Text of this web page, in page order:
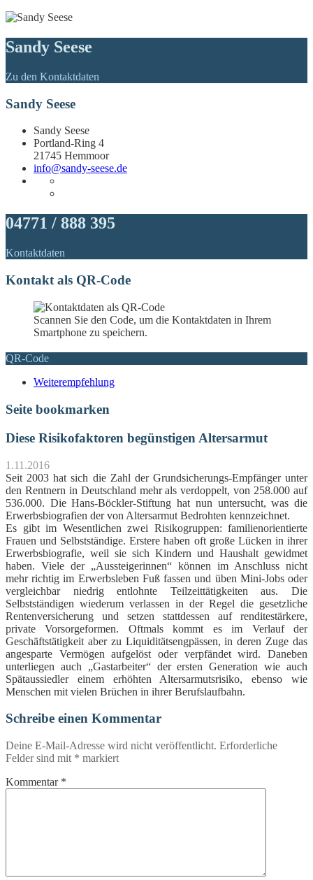
Sandy Seese
Zu den Kontaktdaten
Sandy Seese
Sandy Seese
Portland-Ring 4
21745 Hemmoor
info@sandy-seese.de
04771 / 888 395
Kontaktdaten
Kontakt als QR-Code
Scannen Sie den Code, um die Kontaktdaten in Ihrem
Smartphone zu speichern.
QR-Code
Weiterempfehlung
Seite bookmarken
Diese Risikofaktoren begünstigen Altersarmut
1.11.2016
Seit 2003 hat sich die Zahl der Grundsicherungs-Empfänger unter
den Rentnern in Deutschland mehr als verdoppelt, von 258.000 auf
536.000. Die Hans-Böckler-Stiftung hat nun untersucht, was die
Erwerbsbiografien der von Altersarmut Bedrohten kennzeichnet.
Es gibt im Wesentlichen zwei Risikogruppen: familienorientierte
Frauen und Selbstständige. Erstere haben oft große Lücken in ihrer
Erwerbsbiografie, weil sie sich Kindern und Haushalt gewidmet
haben. Viele der „Aussteigerinnen“ können im Anschluss nicht
mehr richtig im Erwerbsleben Fuß fassen und üben Mini-Jobs oder
vergleichbar niedrig entlohnte Teilzeittätigkeiten aus. Die
Selbstständigen wiederum verlassen in der Regel die gesetzliche
Rentenversicherung und setzen stattdessen auf renditestärkere,
private Vorsorgeformen. Oftmals kommt es im Verlauf der
Geschäftstätigkeit aber zu Liquiditätsengpässen, in deren Zuge das
angesparte Vermögen aufgelöst oder verpfändet wird. Daneben
unterliegen auch „Gastarbeiter“ der ersten Generation wie auch
Spätaussiedler einem erhöhten Altersarmutsrisiko, ebenso wie
Menschen mit vielen Brüchen in ihrer Berufslaufbahn.
Schreibe einen Kommentar
Deine E-Mail-Adresse wird nicht veröffentlicht. Erforderliche
Felder sind mit * markiert
Kommentar *